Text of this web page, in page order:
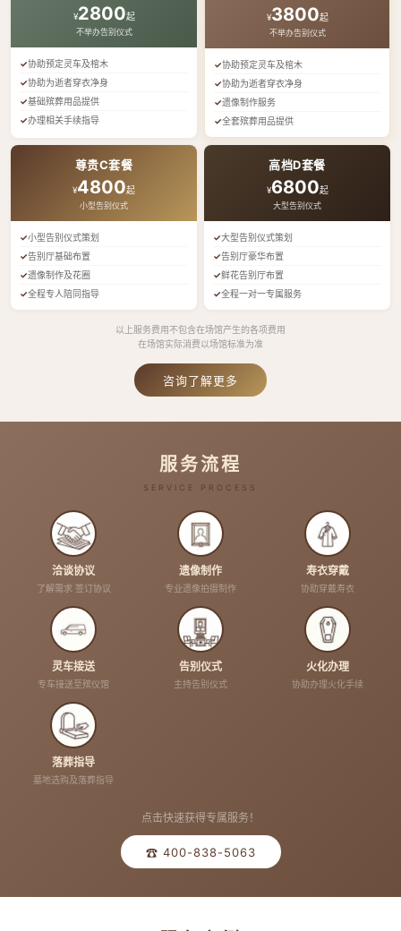
¥2800起
不举办告别仪式
协助预定灵车及棺木
协助为逝者穿衣净身
基础殡葬用品提供
办理相关手续指导
¥3800起
不举办告别仪式
协助预定灵车及棺木
协助为逝者穿衣净身
遗像制作服务
全套殡葬用品提供
尊贵C套餐
¥4800起
小型告别仪式
小型告别仪式策划
告别厅基础布置
遗像制作及花圈
全程专人陪同指导
高档D套餐
¥6800起
大型告别仪式
大型告别仪式策划
告别厅豪华布置
鲜花告别厅布置
全程一对一专属服务
以上服务费用不包含在场馆产生的各项费用
在场馆实际消费以场馆标准为准
咨询了解更多
服务流程
SERVICE PROCESS
洽谈协议
了解需求 签订协议
遗像制作
专业遗像拍摄制作
寿衣穿戴
协助穿戴寿衣
灵车接送
专车接送至殡仪馆
告别仪式
主持告别仪式
火化办理
协助办理火化手续
落葬指导
墓地选购及落葬指导
点击快速获得专属服务！
☎ 400-838-5063